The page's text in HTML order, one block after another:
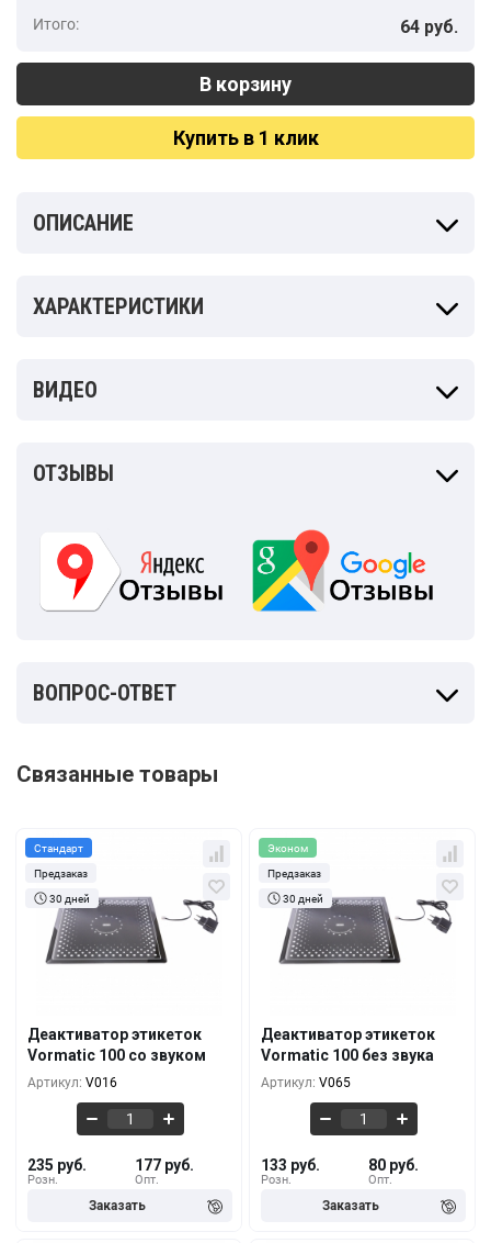
Итого: 64 руб.
Купить в 1 клик
ОПИСАНИЕ
ХАРАКТЕРИСТИКИ
ВИДЕО
ОТЗЫВЫ
ВОПРОС-ОТВЕТ
Связанные товары
Стандарт
Предзаказ
30 дней
Деактиватор этикеток
Vormatic 100 со звуком
Артикул: V016
Розн.
235 руб.
Опт.
177 руб.
Кол-во
5+ 217 руб.
Эконом
Предзаказ
30 дней
Деактиватор этикеток
Vormatic 100 без звука
Артикул: V065
Розн.
133 руб.
Опт.
80 руб.
Кол-во
5+ 118 руб.